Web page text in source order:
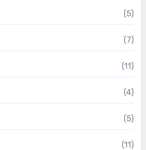
(5)
(7)
(11)
(4)
(5)
(11)